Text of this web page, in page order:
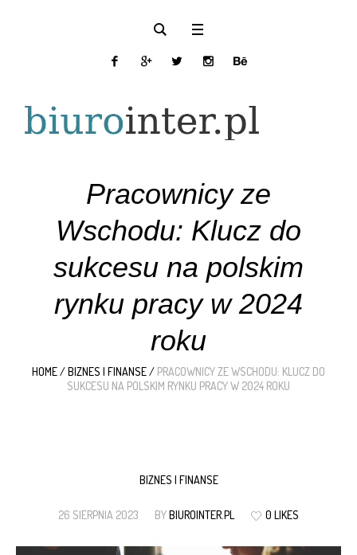
Pracownicy ze
Wschodu: Klucz do
sukcesu na polskim
rynku pracy w 2024
roku
HOME/BIZNES I FINANSE/ PRACOWNICY ZE WSCHODU: KLUCZ DO
SUKCESU NA POLSKIM RYNKU PRACY W 2024 ROKU
BIZNES I FINANSE
26 SIERPNIA 2023 BYBIUROINTER.PL 0 LIKES